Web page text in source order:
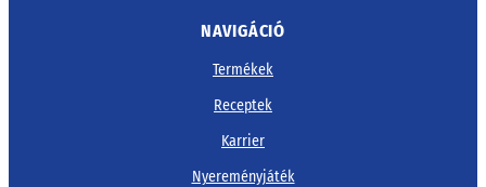
NAVIGÁCIÓ
Termékek
Receptek
Karrier
Nyereményjáték